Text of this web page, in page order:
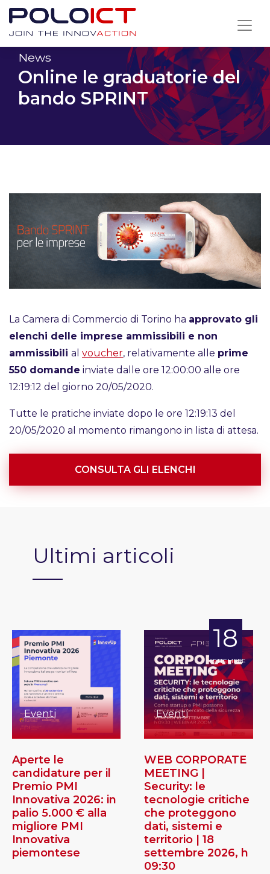
Skip
contentNews
Online le graduatorie del
bando SPRINT
La Camera di Commercio di Torino ha approvato gli
elenchi delle imprese ammissibili e non
ammissibili al voucher, relativamente alle prime
550 domande inviate dalle ore 12:00:00 alle ore
12:19:12 del giorno 20/05/2020.
Tutte le pratiche inviate dopo le ore 12:19:13 del
20/05/2020 al momento rimangono in lista di attesa.
CONSULTA GLI ELENCHI
Ultimi articoli
Eventi
Aperte le
candidature per il
Premio PMI
Innovativa 2026: in
palio 5.000 € alla
migliore PMI
Innovativa
piemontese
18
SETTEMBRE
Eventi
WEB CORPORATE
MEETING |
Security: le
tecnologie critiche
che proteggono
dati, sistemi e
territorio | 18
settembre 2026, h
09:30